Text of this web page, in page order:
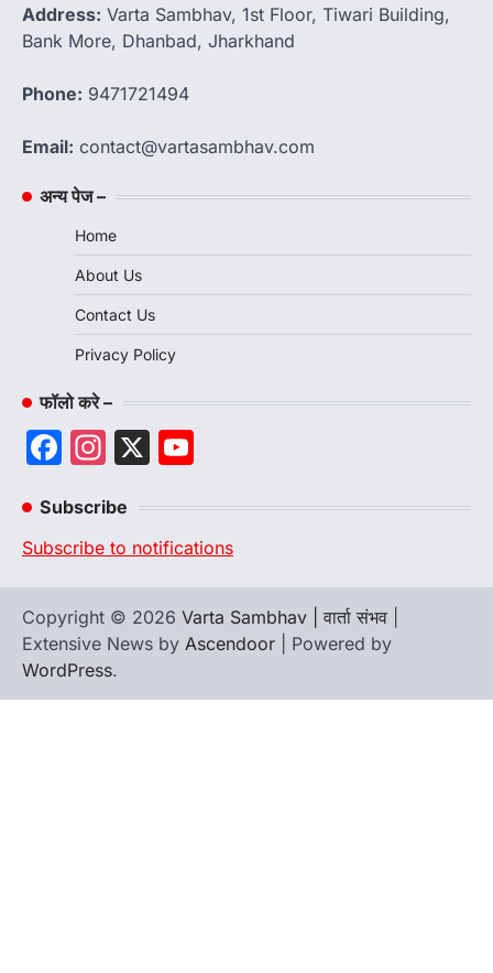
Address: Varta Sambhav, 1st Floor, Tiwari Building,
Bank More, Dhanbad, Jharkhand
Phone: 9471721494
Email: contact@vartasambhav.com
अन्य पेज –
Home
About Us
Contact Us
Privacy Policy
फॉलो करे –
Facebook
Instagram
X
Subscribe
Subscribe to notifications
Copyright © 2026 Varta Sambhav | वार्ता संभव
Extensive News by Ascendoor | Powered by
WordPress.